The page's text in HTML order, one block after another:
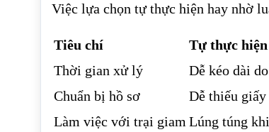
Việc lựa chọn tự thực hiện hay nhờ
Tiêu chí Tự thực hiện
Thời gian xử lý
Dễ kéo dài
Chuẩn bị hồ sơ
Dễ thiếu
Làm việc với trại giam Lúng túng